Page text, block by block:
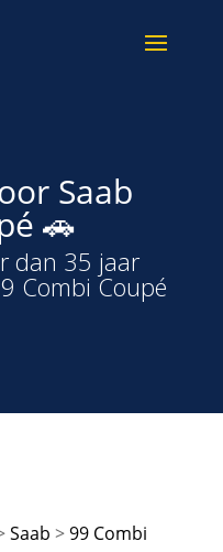
Saab
🚗
dan 35 jaar
Combi Coupé
Saab
99 Combi